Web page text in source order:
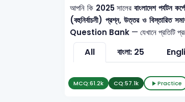
আপনি কি 2025সালেরবাংলাদেশ
(বহুনির্বাচনী) প্রশ্ন, উত্তর ও বিস্তারিত
Question Bank — যেখানে প্রতিটি
All বাংলা: 25
MCQ:61.2k CQ:57.1k Practice